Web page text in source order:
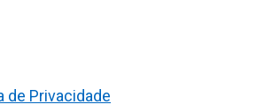
de Privacidade